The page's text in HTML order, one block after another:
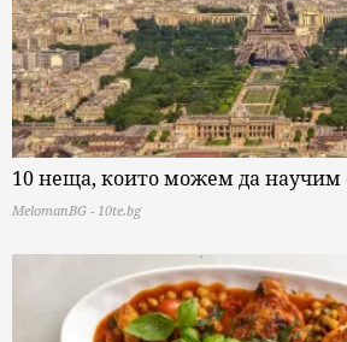
10 неща, които можем да научим
MelomanBG - 10te.bg